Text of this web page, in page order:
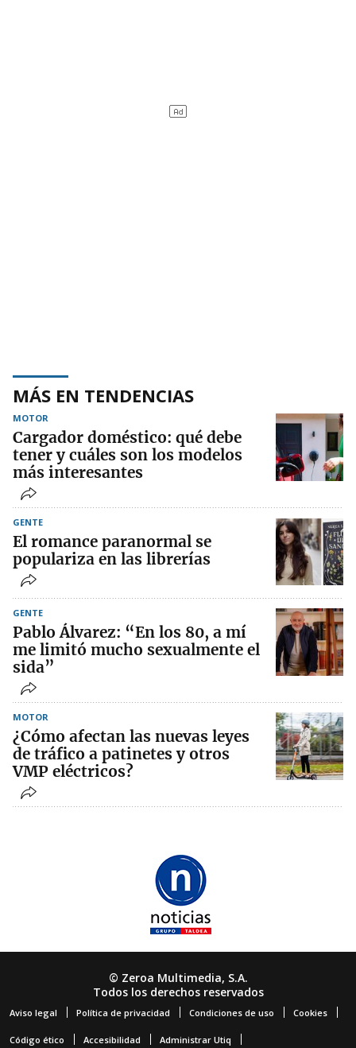
MÁS EN TENDENCIAS
MOTOR
Cargador doméstico: qué debe
tener y cuáles son los modelos
más interesantes
GENTE
El romance paranormal se
populariza en las librerías
GENTE
Pablo Álvarez: “En los 80, a mí
me limitó mucho sexualmente el
sida”
MOTOR
¿Cómo afectan las nuevas leyes
de tráfico a patinetes y otros
VMP eléctricos?
© Zeroa Multimedia, S.A.
Todos los derechos reservados
Aviso legal Política de privacidad Condiciones de uso Cookies
Código ético Accesibilidad Administrar Utiq